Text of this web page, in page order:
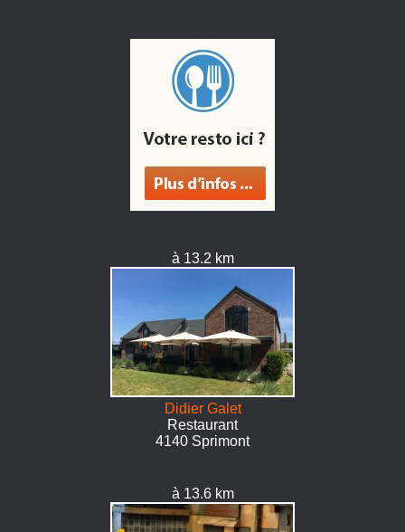
à 13.2 km
Didier Galet
Restaurant
4140 Sprimont
à 13.6 km